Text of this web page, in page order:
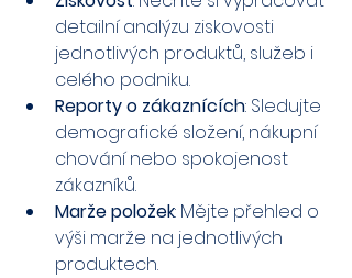
detailní analýzu ziskovosti
jednotlivých produktů, služeb i
celého podniku.
Reporty o zákaznících: Sledujte
demografické složení, nákupní
chování nebo spokojenost
zákazníků.
Marže položek: Mějte přehled o
výši marže na jednotlivých
produktech.